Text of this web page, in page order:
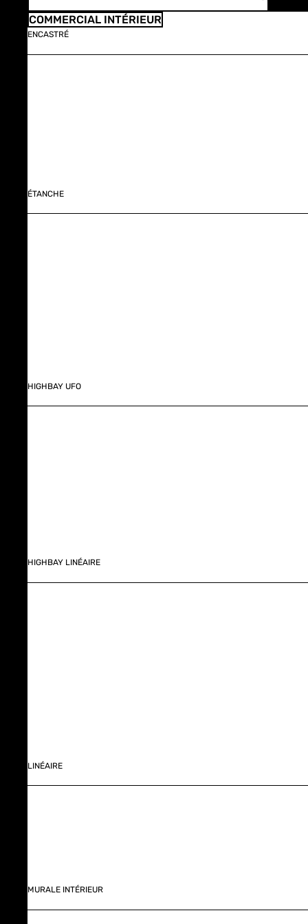
COMMERCIAL INTÉRIEUR
ENCASTRÉ
ÉTANCHE
HIGHBAY UFO
HIGHBAY LINÉAIRE
LINÉAIRE
MURALE INTÉRIEUR